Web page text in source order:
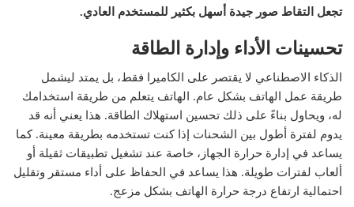
تجعل التقاط صور جيدة أسهل بكثير للمستخدم العادي.
تحسينات الأداء وإدارة الطاقة
الذكاء الاصطناعي لا يقتصر على الكاميرا فقط، بل يمتد ليشمل
طريقة عمل الهاتف بشكل عام. الهاتف يتعلم من طريقة استخدامك
له، ويحاول بناءً على ذلك تحسين استهلاك الطاقة. هذا يعني أنه قد
يدوم لفترة أطول بين الشحنات إذا كنت تستخدمه بطريقة معينة. كما
يساعد في إدارة حرارة الجهاز، خاصة عند تشغيل تطبيقات ثقيلة أو
ألعاب لفترات طويلة. هذا يساعد في الحفاظ على أداء مستقر وتقليل
احتمالية ارتفاع درجة حرارة الهاتف بشكل مزعج.